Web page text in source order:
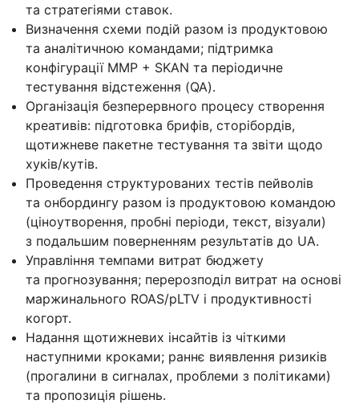
та стратегіями ставок.
Визначення схеми подій разом із продуктовою
та аналітичною командами; підтримка
конфігурації MMP + SKAN та періодичне
тестування відстеження (QA).
Організація безперервного процесу створення
креативів: підготовка брифів, сторібордів,
щотижневе пакетне тестування та звіти щодо
хуків/кутів.
Проведення структурованих тестів пейволів
та онбордингу разом із продуктовою командою
(ціноутворення, пробні періоди, текст, візуали)
з подальшим поверненням результатів до UA.
Управління темпами витрат бюджету
та прогнозування; перерозподіл витрат на основі
маржинального ROAS/pLTV і продуктивності
когорт.
Надання щотижневих інсайтів із чіткими
наступними кроками; раннє виявлення ризиків
(прогалини в сигналах, проблеми з політиками)
та пропозиція рішень.